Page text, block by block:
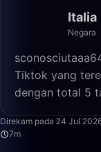
Italia
Negara
Tiktok yang
dengan total 5
Direkam pada 24 Jul
7m